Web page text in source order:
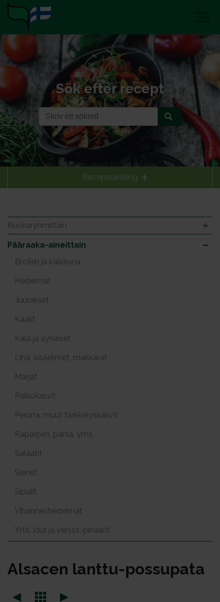
Sök efter recept
Receptsamling
Ruokaryhmittäin
Pääraaka-aineittain
Broileri ja kalkkuna
Hedelmät
Juurekset
Kaalit
Kala ja äyriäiset
Liha, sisäelimet, makkarat
Marjat
Palkokasvit
Peruna, muut tärkkelyskasvit
Raparperi, parsa, yms
Salaatit
Sienet
Sipulit
Vihanneshedelmät
Yrtit, idut ja versot, pinaatti
Al­sa­cen lant­tu-pos­su­pa­ta